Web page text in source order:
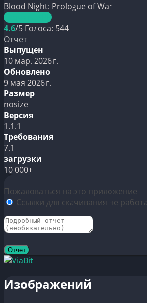
Blood Night: Prologue of War
Скачать APK
4.6/5 Голоса: 544
Отчет
Выпущен
10 мар. 2026 г.
Обновлено
9 мая 2026 г.
Размер
nosize
Версия
1.1.1
Требования
7.1
загрузки
10 000+
Пожаловаться на это приложение
Ссылки для скачивания не
Изображений